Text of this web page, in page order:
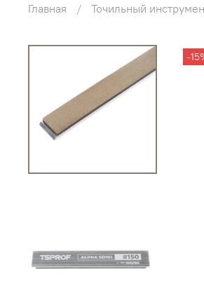
Главная Точильный
-